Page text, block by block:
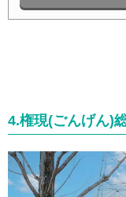
4.権現(ごんげん)